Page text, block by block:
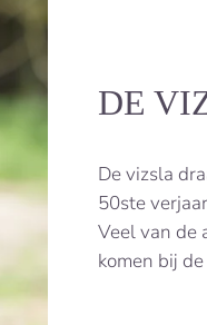
DE
De vizsla
50ste
Veel van de
komen bij